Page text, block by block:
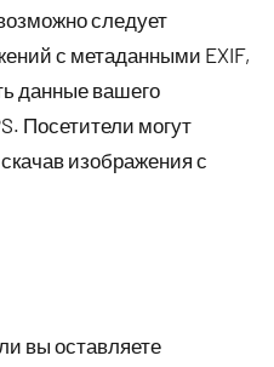
следует
с метаданными EXIF,
данные вашего
Посетители могут
изображения с
вы оставляете